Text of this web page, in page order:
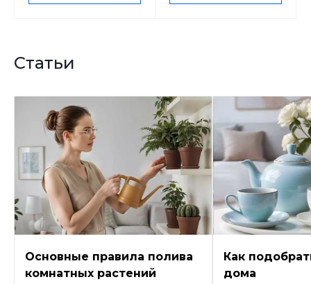
Статьи
Основные правила полива
комнатных растений
Как
дома